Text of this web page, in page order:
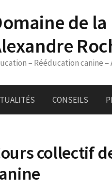
de
– Rééducation canine –
CONSEILS
collectif